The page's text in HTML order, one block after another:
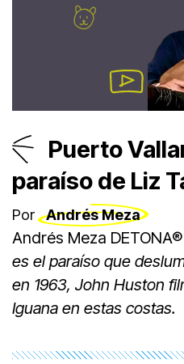
Puerto
paraíso de Liz
Por Andrés Meza
Andrés Meza DETONA®
es el paraíso que
en 1963, John Huston
Iguana en estas costas.